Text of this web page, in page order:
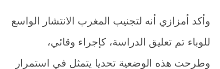
وأكد أمزازي أنه لتجنيب المغرب الانتشار الواسع
للوباء تم تعليق الدراسة، كإجراء وقائي،
وطرحت هذه الوضعية تحديا يتمثل في استمرار